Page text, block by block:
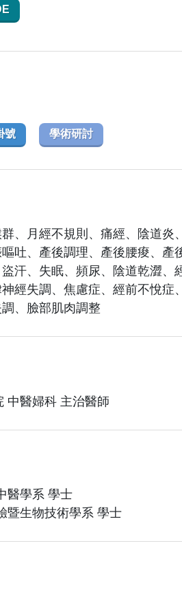
號 學術研討
、月經不規則、痛經、陰道
吐、產後調理、產後腰痠、產
汗、失眠、頻尿、陰道乾澀、
經失調、焦慮症、經前不悅症
、臉部肌肉調整
中醫婦科 主治醫師
醫學系 學士
暨生物技術學系 學士